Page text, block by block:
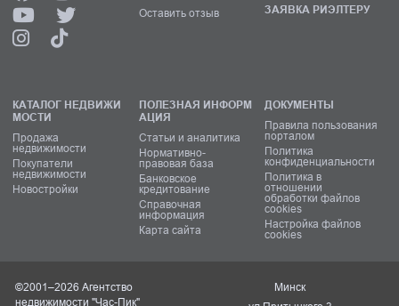
Оставить отзыв
ЗАЯВКА РИЭЛТЕРУ
КАТАЛОГ НЕДВИЖИ
МОСТИ
Продажа
недвижимости
Покупатели
недвижимости
Новостройки
ПОЛЕЗНАЯ ИНФОРМ
АЦИЯ
Статьи и аналитика
Нормативно-
правовая база
Банковское
кредитование
Справочная
информация
Карта сайта
ДОКУМЕНТЫ
Правила пользования
порталом
Политика
конфиденциальности
Политика в
отношении
обработки файлов
cookies
Настройка файлов
cookies
©2001–2026 Агентство
недвижимости "Час-Пик"
Минск